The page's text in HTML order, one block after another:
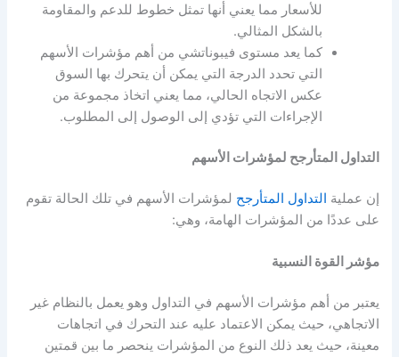
للأسعار مما يعني أنها تمثل خطوط للدعم والمقاومة
بالشكل المثالي.
كما يعد مستوى فيبوناتشي من أهم مؤشرات الأسهم
التي تحدد الدرجة التي يمكن أن يتحرك بها السوق
عكس الاتجاه الحالي، مما يعني اتخاذ مجموعة من
الإجراءات التي تؤدي إلى الوصول إلى المطلوب.
التداول المتأرجحلمؤشرات الأسهم
إن عملية التداول المتأرجحلمؤشرات الأسهمفي تلك الحالة تقوم
على عددًا من المؤشرات الهامة، وهي:
مؤشر القوة النسبية
يعتبر من أهم مؤشرات الأسهمفي التداول وهو يعمل بالنظام غير
الاتجاهي، حيث يمكن الاعتماد عليه عند التحرك في اتجاهات
معينة، حيث يعد ذلك النوع من المؤشرات ينحصر ما بين قمتين